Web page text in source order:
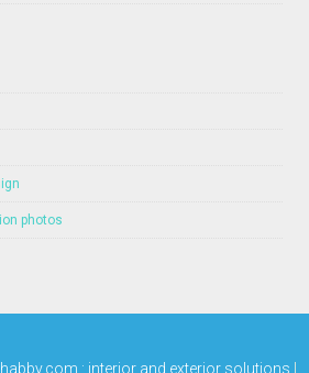
photos
: interior and exterior solutions